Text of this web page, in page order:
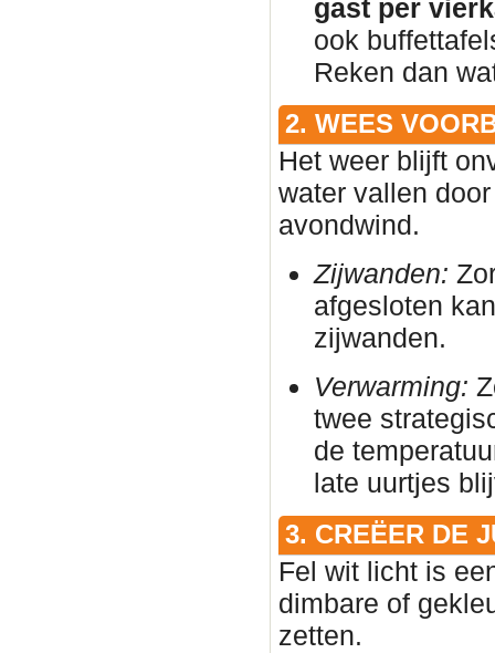
gast per
ook
Reken dan
2. WEES
Het weer blijft
water vallen
avondwind.
Zijwanden:
afgesloten
zijwanden.
Verwarming:
twee
de
late uurtjes
3. CREËER DE
Fel wit licht is
dimbare of
zetten.